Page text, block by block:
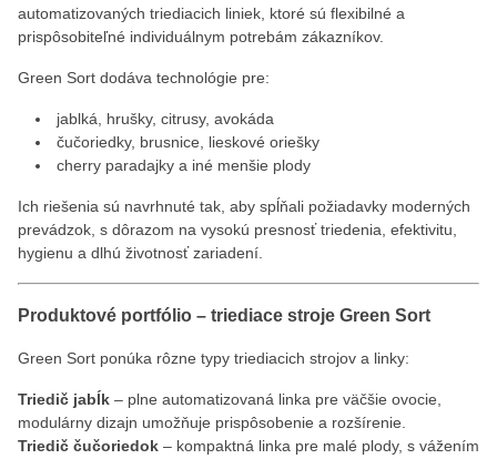
automatizovaných triediacich liniek, ktoré sú flexibilné a
prispôsobiteľné individuálnym potrebám zákazníkov.
Green Sort dodáva technológie pre:
jablká, hrušky, citrusy, avokáda
čučoriedky, brusnice, lieskové oriešky
cherry paradajky a iné menšie plody
Ich riešenia sú navrhnuté tak, aby spĺňali požiadavky moderných
prevádzok, s dôrazom na vysokú presnosť triedenia, efektivitu,
hygienu a dlhú životnosť zariadení.
Produktové portfólio – triediace stroje Green Sort
Green Sort ponúka rôzne typy triediacich strojov a linky:
Triedič jabĺk – plne automatizovaná linka pre väčšie ovocie,
modulárny dizajn umožňuje prispôsobenie a rozšírenie.
Triedič čučoriedok – kompaktná linka pre malé plody, s vážením